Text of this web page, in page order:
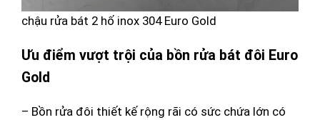
chậu rửa bát 2 hố inox 304 Euro Gold
Ưu điểm vượt trội của bồn rửa bát đôi Euro
Gold
– Bồn rửa đôi thiết kế rộng rãi có sức chứa lớn có